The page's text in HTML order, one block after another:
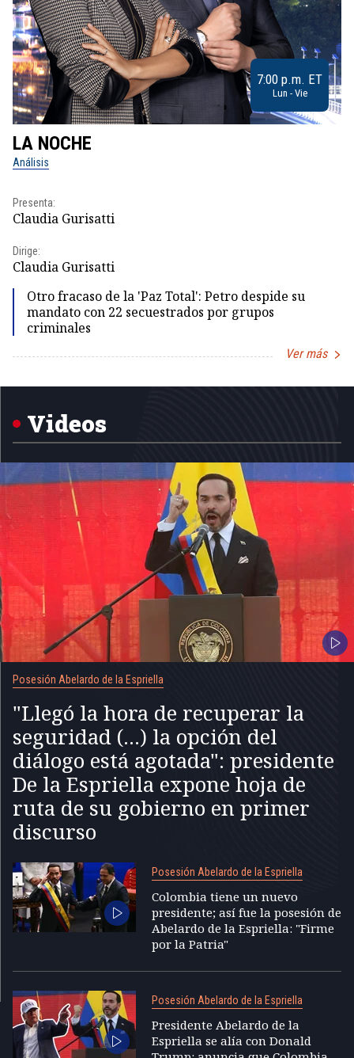
7:00 p.m. ET
Lun - Vie
LA NOCHE
Análisis
Presenta:
Claudia Gurisatti
Dirige:
Claudia Gurisatti
Otro fracaso de la 'Paz Total': Petro despide su
mandato con 22 secuestrados por grupos
criminales
Ver más
1
Videos
Posesión Abelardo de la Espriella
"Llegó la hora de recuperar la
seguridad (...) la opción del
diálogo está agotada": presidente
De la Espriella expone hoja de
ruta de su gobierno en primer
discurso
Posesión Abelardo de la Espriella
Colombia tiene un nuevo
presidente; así fue la posesión de
Abelardo de la Espriella: "Firme
por la Patria"
Posesión Abelardo de la Espriella
Presidente Abelardo de la
Espriella se alía con Donald